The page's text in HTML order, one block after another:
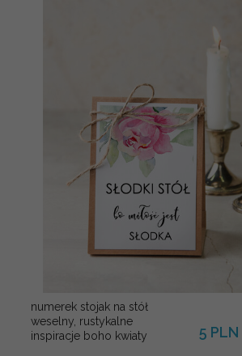
numerek stojak na stół
weselny, rustykalne
inspiracje boho kwiaty
5 PLN